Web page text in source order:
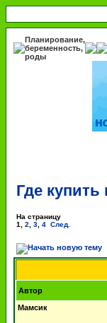
Планирование,
беременность,
роды
Где
На страницу
1
2 3 4 След.
Автор
Мамсик